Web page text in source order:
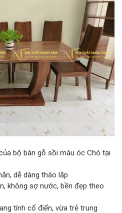
bộ bàn gỗ sồi màu óc Chó tại
dễ dàng tháo lắp
không sợ nước, bền đẹp theo
tính cổ điển, vừa trẻ trung